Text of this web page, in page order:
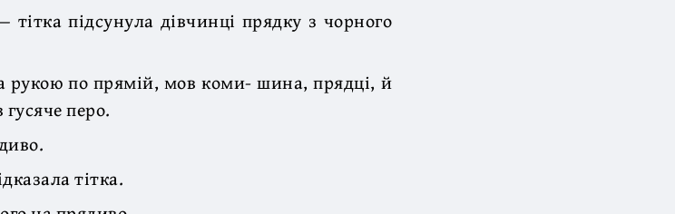
підсунула дівчинці прядку з чорного
рукою по прямій, мов коми- шина, прядці, й
перо.
тітка.